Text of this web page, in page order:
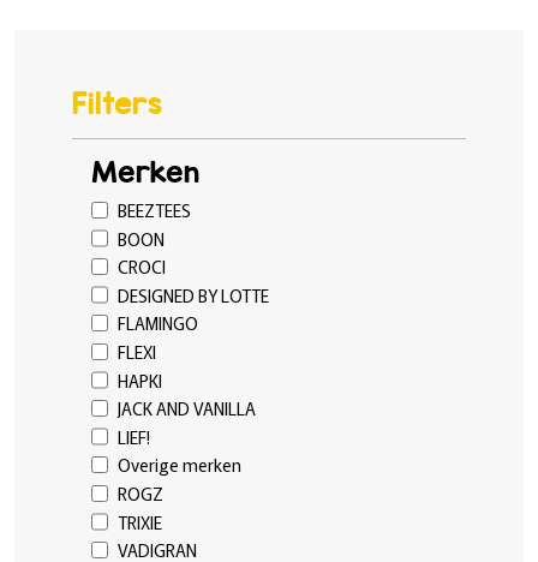
Filters
Merken
BEEZTEES
BOON
CROCI
DESIGNED BY LOTTE
FLAMINGO
FLEXI
HAPKI
JACK AND VANILLA
LIEF!
Overige merken
ROGZ
TRIXIE
VADIGRAN